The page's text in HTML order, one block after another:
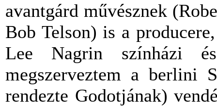
avantgárd művésznek
Bob Telson) is a
Lee Nagrin színházi
megszerveztem a berlini
rendezte Godotjának)